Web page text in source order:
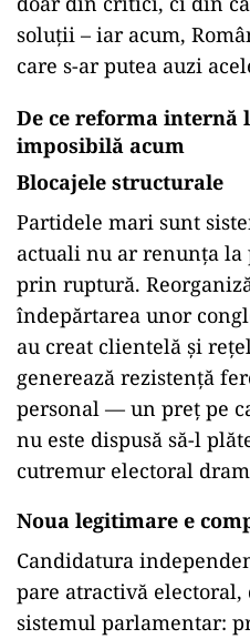
soluții – iar acum,
care s-ar putea auzi
De ce reforma internă
imposibilă acum
Blocajele structurale
Partidele mari sunt
actuali nu ar renunța
prin ruptură.
îndepărtarea unor
au creat clientelă și
generează rezistență
personal — un preț pe
nu este dispusă să-l
cutremur electoral
Noua legitimare e
Candidatura
pare atractivă electoral,
sistemul parlamentar: